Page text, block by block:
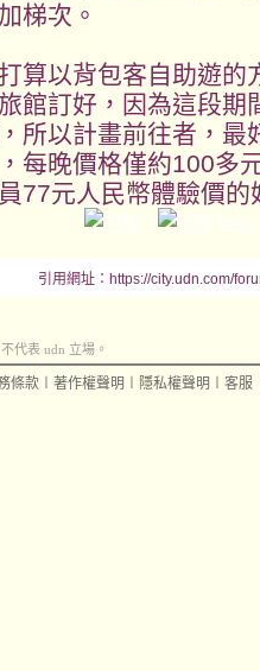
梯次。
算以背包客自助遊的
館訂好，因為這段期
所以計畫前往者，最
每晚價格僅約100多
77元人民幣體驗價的
引用網址：https://city.udn.com/
代表 udn 立場。
條款 著作權聲明 隱私權聲明 客服